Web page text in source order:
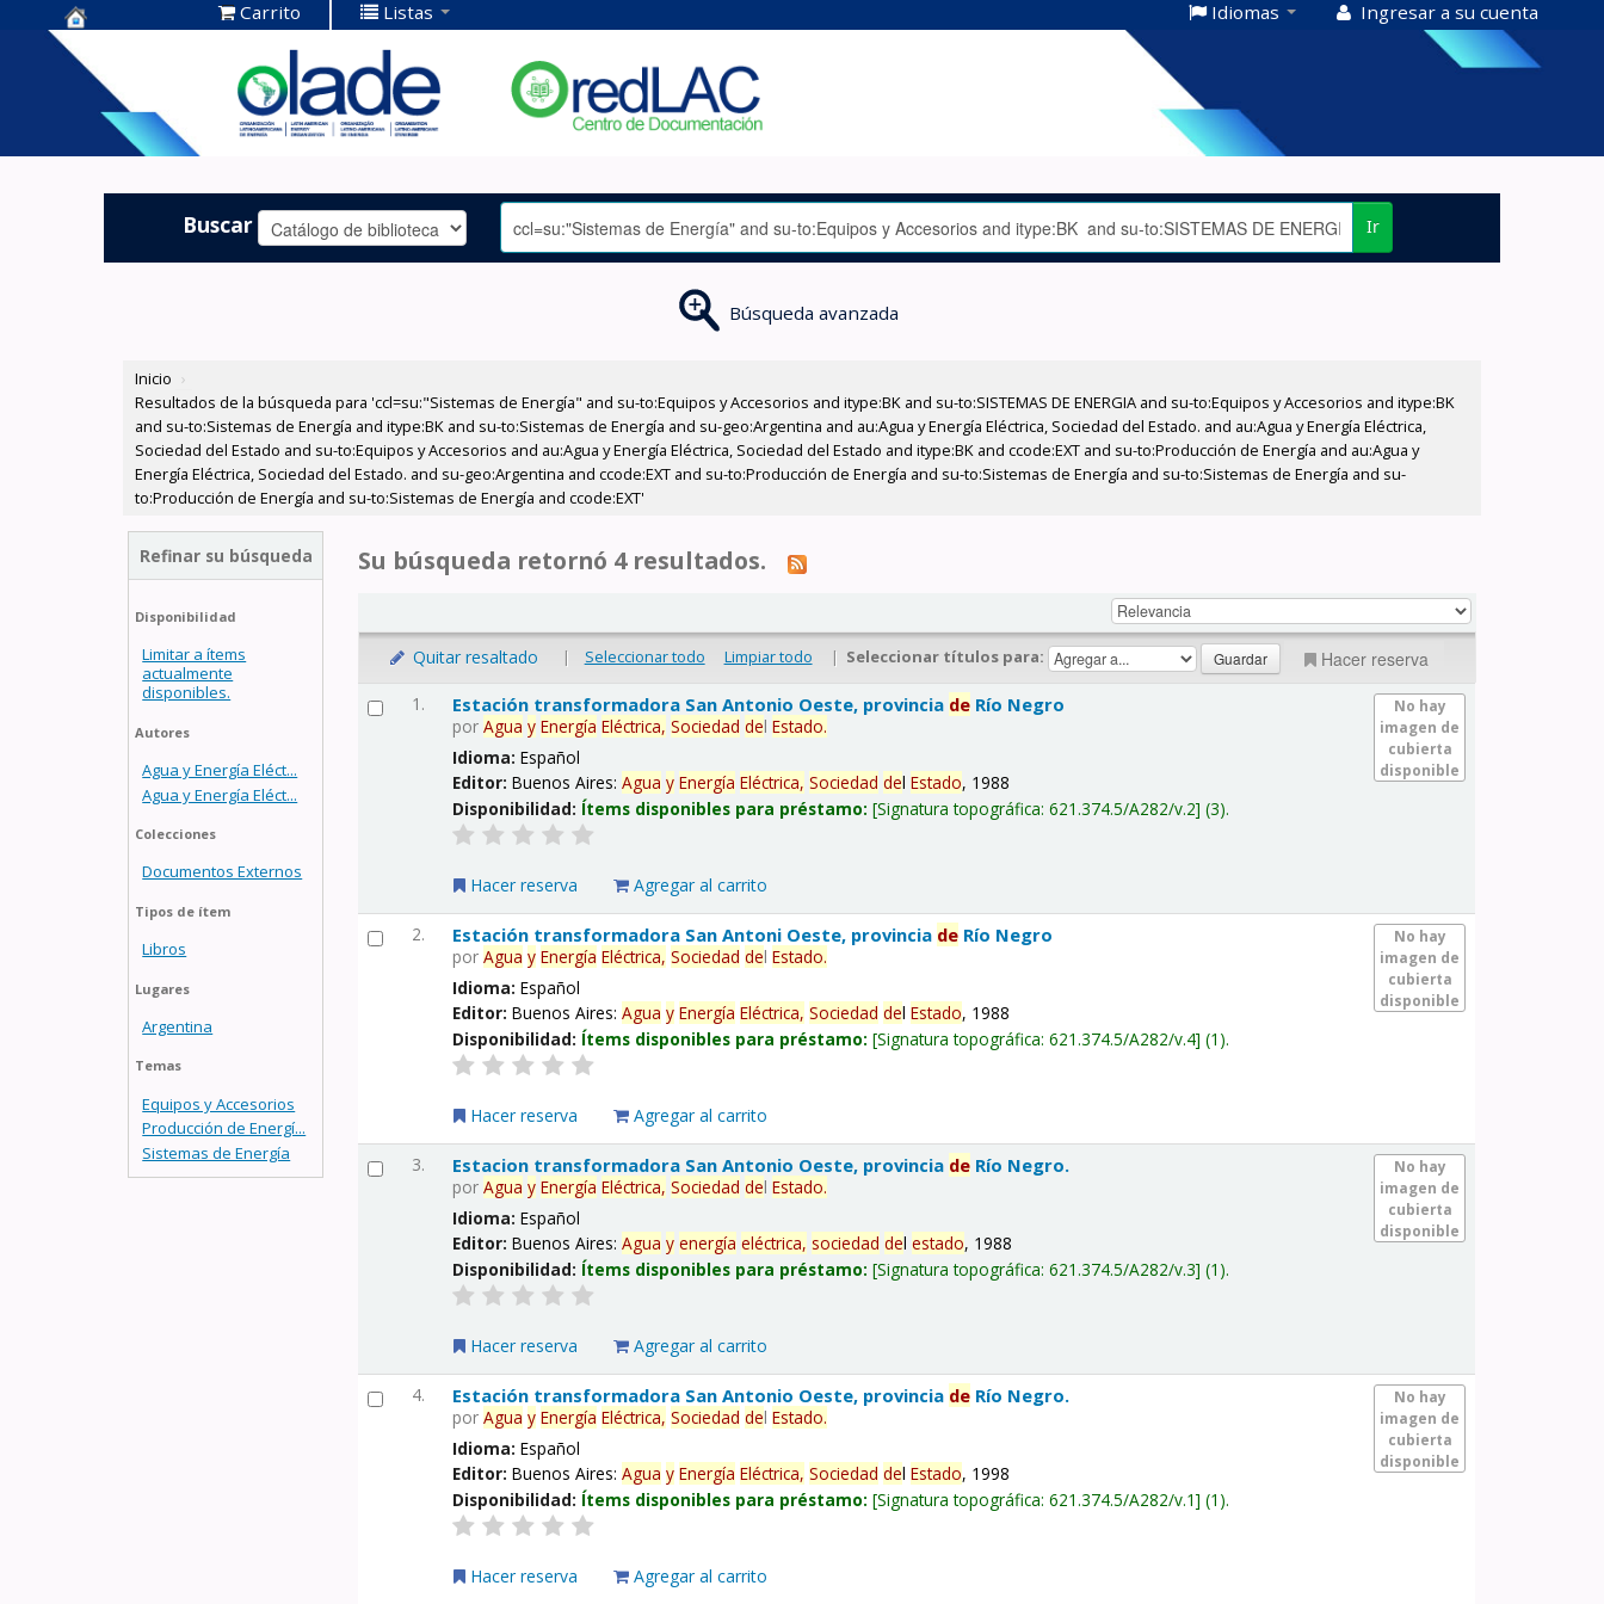
Centro de
Documentación
OLADE -
Carrito Listas Idiomas Ingresar a su cuenta
Buscar Ir
Búsqueda avanzada
Inicio ›
Resultados de la búsqueda para 'ccl=su:"Sistemas de Energía" and su-to:Equipos y Accesorios and itype:BK and su-to:SISTEMAS DE ENERGIA and su-to:Equipos y Accesorios and itype:BK
and su-to:Sistemas de Energía and itype:BK and su-to:Sistemas de Energía and su-geo:Argentina and au:Agua y Energía Eléctrica, Sociedad del Estado. and au:Agua y Energía Eléctrica,
Sociedad del Estado and su-to:Equipos y Accesorios and au:Agua y Energía Eléctrica, Sociedad del Estado and itype:BK and ccode:EXT and su-to:Producción de Energía and au:Agua y
Energía Eléctrica, Sociedad del Estado. and su-geo:Argentina and ccode:EXT and su-to:Producción de Energía and su-to:Sistemas de Energía and su-to:Sistemas de Energía and su-
to:Producción de Energía and su-to:Sistemas de Energía and ccode:EXT'
Refinar su búsqueda
Disponibilidad
Limitar a ítems
actualmente
disponibles.
Autores
Agua y Energía Eléct...
Agua y Energía Eléct...
Colecciones
Documentos Externos
Tipos de ítem
Libros
Lugares
Argentina
Temas
Equipos y Accesorios
Producción de Energí...
Sistemas de Energía
Su búsqueda retornó 4 resultados.
Quitar resaltado | Seleccionar todo Limpiar todo | Seleccionar títulos para: Hacer reserva
1.
No hay
imagen de
cubierta
disponible
Estación transformadora San Antonio Oeste, provincia de Río Negro
porAgua y Energía Eléctrica, Sociedad delEstado.
Idioma:Español
Editor:Buenos Aires:Agua y Energía Eléctrica, Sociedad delEstado, 1988
Disponibilidad: Ítems disponibles para préstamo: Signatura topográfica:621.374.5/A282/v.2 (3).
Hacer reserva Agregar al carrito
2.
No hay
imagen de
cubierta
disponible
Estación transformadora San Antoni Oeste, provincia de Río Negro
porAgua y Energía Eléctrica, Sociedad delEstado.
Idioma:Español
Editor:Buenos Aires:Agua y Energía Eléctrica, Sociedad delEstado, 1988
Disponibilidad: Ítems disponibles para préstamo: Signatura topográfica:621.374.5/A282/v.4 (1).
Hacer reserva Agregar al carrito
3.
No hay
imagen de
cubierta
disponible
Estacion transformadora San Antonio Oeste, provincia de Río Negro.
porAgua y Energía Eléctrica, Sociedad delEstado.
Idioma:Español
Editor:Buenos Aires:Agua y energía eléctrica, sociedad delestado, 1988
Disponibilidad: Ítems disponibles para préstamo: Signatura topográfica:621.374.5/A282/v.3 (1).
Hacer reserva Agregar al carrito
4.
No hay
imagen de
cubierta
disponible
Estación transformadora San Antonio Oeste, provincia de Río Negro.
porAgua y Energía Eléctrica, Sociedad delEstado.
Idioma:Español
Editor:Buenos Aires:Agua y Energía Eléctrica, Sociedad delEstado, 1998
Disponibilidad: Ítems disponibles para préstamo: Signatura topográfica:621.374.5/A282/v.1 (1).
Hacer reserva Agregar al carrito